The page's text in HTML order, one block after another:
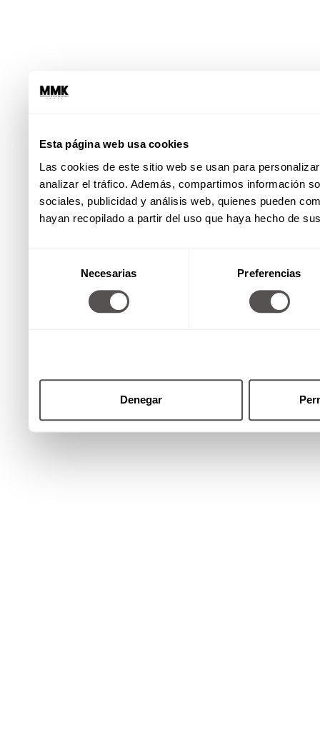
Esta página web usa cookies
Las cookies de este sitio web se usan para
analizar el tráfico. Además, compartimos información
sociales, publicidad y análisis web, quienes pueden
hayan recopilado a partir del uso que haya hecho de
consentimiento
Necesarias Preferencias
Denegar